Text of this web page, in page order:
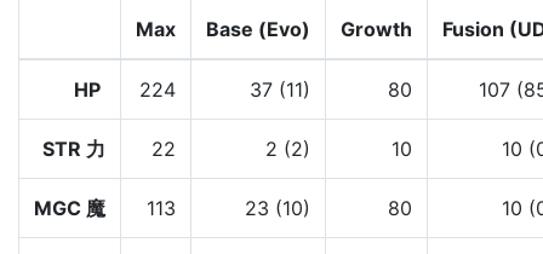
Max Base (Evo) Growth Fusion
HP 224 37 (11) 80 107
STR 力 22 2 (2) 10 10
MGC 魔 113 23 (10) 80 10